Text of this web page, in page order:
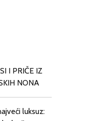
I PRIČE IZ
NONA
luksuz: